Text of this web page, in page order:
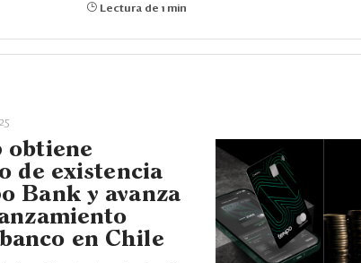
Lectura de 1 min
obtiene
de existencia
Bank y avanza
en Chile